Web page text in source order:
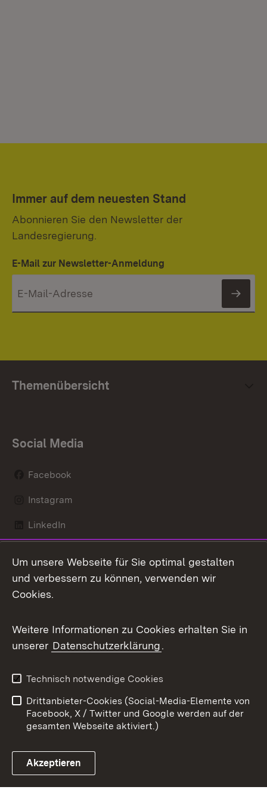
Immer auf dem neuesten Stand
Abonnieren Sie den Newsletter der
Landesregierung.
E-Mail zur Newsletter-Anmeldung
Themenübersicht
Social Media
Facebook
Instagram
LinkedIn
X / Twitter
Youtube
Link zum Landesportal
Kontakt
Datenschutz
Barrierefreiheit
Impressum
Cookies
Um unsere Webseite für Sie optimal gestalten
und verbessern zu können, verwenden wir
Cookies.
Weitere Informationen zu Cookies erhalten Sie in
unserer Datenschutzerklärung.
Technisch notwendige Cookies
Drittanbieter-Cookies (Social-Media-Elemente von
Facebook, X / Twitter und Google werden auf der
gesamten Webseite aktiviert.)
Akzeptieren